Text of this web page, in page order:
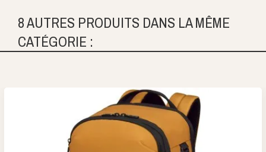
8 AUTRES PRODUITS DANS LA MÊME
CATÉGORIE :